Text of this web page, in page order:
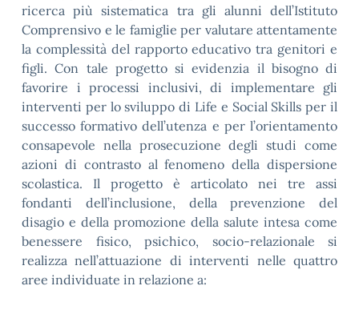
ricerca più sistematica tra gli alunni dell’Istituto
Comprensivo e le famiglie per valutare attentamente
la complessità del rapporto educativo tra genitori e
figli. Con tale progetto si evidenzia il bisogno di
favorire i processi inclusivi, di implementare gli
interventi per lo sviluppo di Life e Social Skills per il
successo formativo dell’utenza e per l’orientamento
consapevole nella prosecuzione degli studi come
azioni di contrasto al fenomeno della dispersione
scolastica. Il progetto è articolato nei tre assi
fondanti dell’inclusione, della prevenzione del
disagio e della promozione della salute intesa come
benessere fisico, psichico, socio-relazionale si
realizza nell’attuazione di interventi nelle quattro
aree individuate in relazione a: